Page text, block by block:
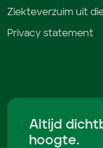
Ziekteverzuim uit
Privacy statement
Altijd
hoogte.